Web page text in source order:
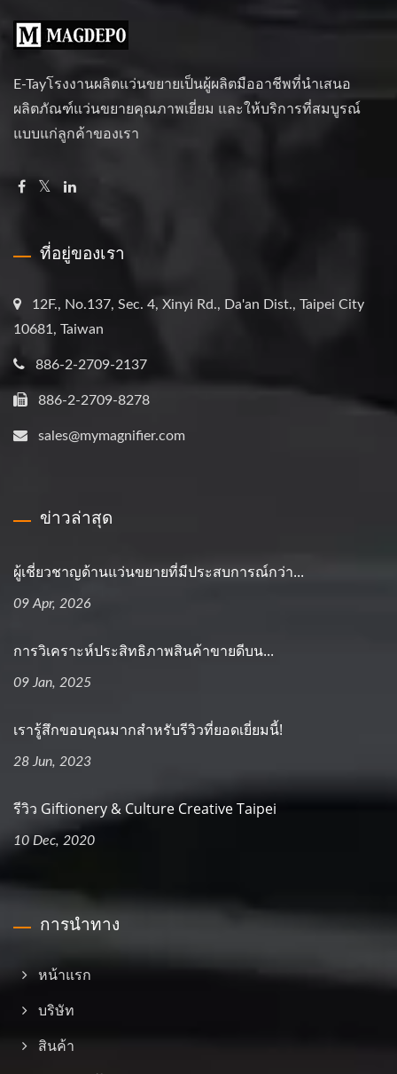
E-Tayโรงงานผลิตแว่นขยายเป็นผู้ผลิตมืออาชีพที่นำเสนอ
ผลิตภัณฑ์แว่นขยายคุณภาพเยี่ยม และให้บริการที่สมบูรณ์
แบบแก่ลูกค้าของเรา
ที่อยู่ของเรา
12F., No.137, Sec. 4, Xinyi Rd., Da'an Dist., Taipei City
10681, Taiwan
886-2-2709-2137
886-2-2709-8278
sales@mymagnifier.com
ข่าวล่าสุด
ผู้เชี่ยวชาญด้านแว่นขยายที่มีประสบการณ์กว่า...
09 Apr, 2026
การวิเคราะห์ประสิทธิภาพสินค้าขายดีบน...
09 Jan, 2025
เรารู้สึกขอบคุณมากสำหรับรีวิวที่ยอดเยี่ยมนี้!
28 Jun, 2023
รีวิว Giftionery & Culture Creative Taipei
10 Dec, 2020
การนำทาง
หน้าแรก
บริษัท
สินค้า